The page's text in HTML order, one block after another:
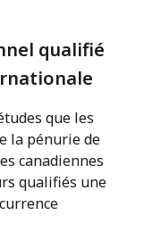
qualifié
que les
la pénurie de
canadiennes
qualifiés une